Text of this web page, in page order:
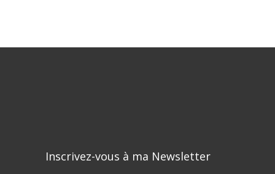
Inscrivez-vous à ma Newsletter